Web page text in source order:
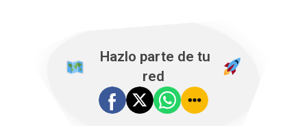
️ Hazlo parte de tu
red